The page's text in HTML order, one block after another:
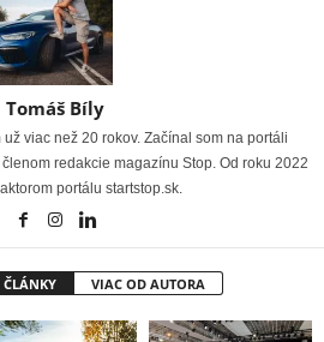
Tomáš Bíly
viac než 20 rokov. Začínal som na portáli
redakcie magazínu Stop. Od roku 2022
portálu startstop.sk.
VIAC OD AUTORA